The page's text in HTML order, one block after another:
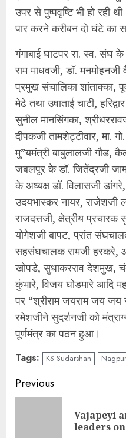
उपर से पुष्पवृष्टि भी हो रही
पार करने करीबन दो घंटे का
गंगाबाई घाटपर रा. स्व. संघ
राम माधवजी, डॉ. मनमोहनजी
प्रमुख संचालिका शांताक्का,
मेढे तथा उषाताई चाटी,
सुनील मानसिंगका,
दीपकजी तामशेट्टीवार, मा.
मु”यमंत्री बाबुलालजी गौड,
जबलपूर के डॉ. जितेंद्रजी
के अध्यक्ष डॉ. विलासजी
उदयभास्कर नायर, राजेशजी
राजदत्तजी, क्षेत्रीय
योगेशजी बापट, प्रांत
सहसंघचालक रामजी हरकरे,
खोपडे, सुधाकरराव देशमुख,
कुंभारे, विजय घोडमारे आदि
पर “श्रीराम जयराम जय
रमेशजीने सुदर्शनजी को
पूर्णमंत्र का पठन हुआ।
Tags: KS Sudarshan Nagpur
Continue
Reading
Previous
Vajapeyi
leaders